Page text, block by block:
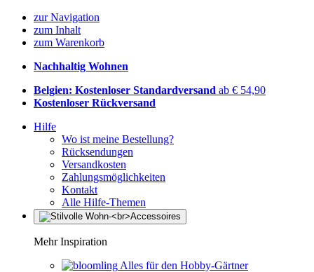
zur Navigation
zum Inhalt
zum Warenkorb
Nachhaltig Wohnen
Belgien: Kostenloser Standardversand ab € 54,90
Kostenloser Rückversand
Hilfe
Wo ist meine Bestellung?
Rücksendungen
Versandkosten
Zahlungsmöglichkeiten
Kontakt
Alle Hilfe-Themen
Mehr Inspiration
Alles für den Hobby-Gärtner